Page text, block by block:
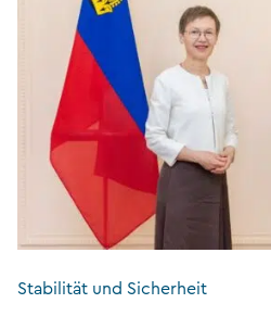
Stabilität und Sicherheit